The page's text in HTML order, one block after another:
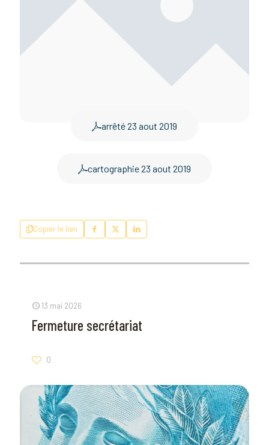
arrêté 23 aout 2019
cartographie 23 aout 2019
Copier le lien
13 mai 2026
Fermeture secrétariat
0